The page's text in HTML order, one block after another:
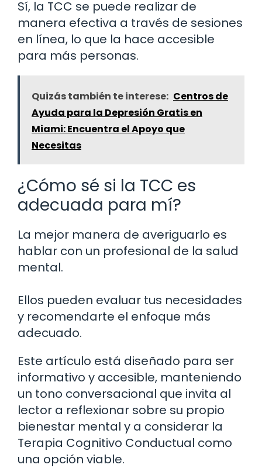
Sí, la TCC se puede realizar de
manera efectiva a través de sesiones
en línea, lo que la hace accesible
para más personas.
Quizás también te interese: Centros de
Ayuda para la Depresión Gratis en
Miami: Encuentra el Apoyo que
Necesitas
¿Cómo sé si la TCC es
adecuada para mí?
La mejor manera de averiguarlo es
hablar con un profesional de la salud
mental.
Ellos pueden evaluar tus necesidades
y recomendarte el enfoque más
adecuado.
Este artículo está diseñado para ser
informativo y accesible, manteniendo
un tono conversacional que invita al
lector a reflexionar sobre su propio
bienestar mental y a considerar la
Terapia Cognitivo Conductual como
una opción viable.